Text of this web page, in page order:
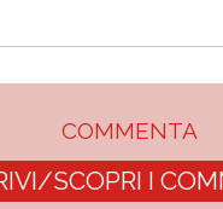
COMMENTA
SCOPRI I